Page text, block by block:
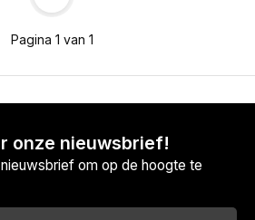
Pagina 1 van 1
onze nieuwsbrief!
om op de hoogte te